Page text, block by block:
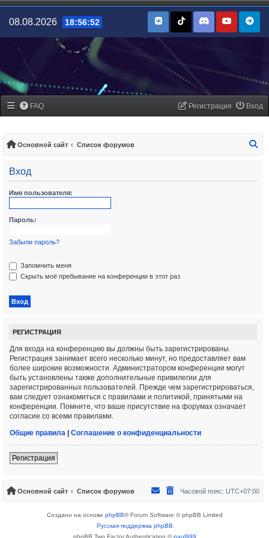
08.08.2026 18:56:52
FAQ Вход
Регистрация
Основной сайт Список форумов
Вход
Имя пользователя:
Пароль:
Забыли пароль?
Запомнить меня
Скрыть моё пребывание на конференции в этот раз
РЕГИСТРАЦИЯ
Для входа на конференцию вы должны быть зарегистрированы.
Регистрация занимает всего несколько минут, но предоставляет вам
более широкие возможности. Администратором конференции могут
быть установлены также дополнительные привилегии для
зарегистрированных пользователей. Прежде чем зарегистрироваться,
вам следует ознакомиться с правилами и политикой, принятыми на
конференции. Помните, что ваше присутствие на форумах означает
согласие со всеми правилами.
Общие правила | Соглашение о конфиденциальности
Регистрация
Основной сайт Список форумов Часовой пояс: UTC+07:00
Создано на основе phpBB® Forum Software © phpBB Limited
Русская поддержка phpBB
phpBB Two Factor Authentication ©paul999